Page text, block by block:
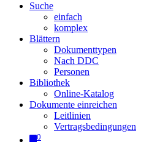
Suche
einfach
komplex
Blättern
Dokumenttypen
Nach DDC
Personen
Bibliothek
Online-Katalog
Dokumente einreichen
Leitlinien
Vertragsbedingungen
0